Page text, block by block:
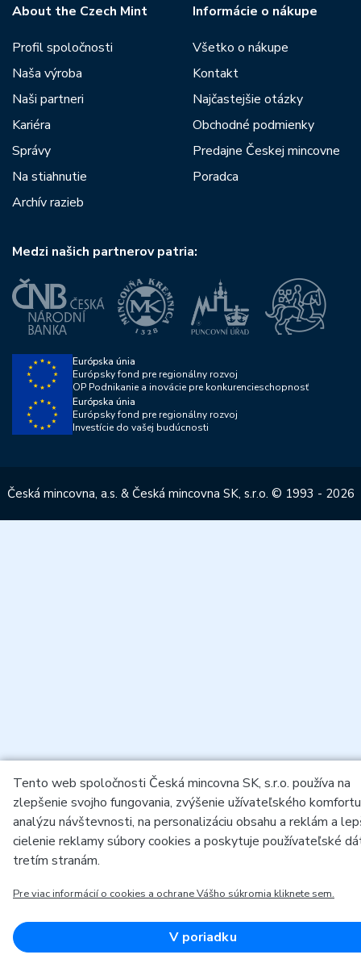
About the Czech Mint
Profil spoločnosti
Naša výroba
Naši partneri
Kariéra
Správy
Na stiahnutie
Archív razieb
Informácie o nákupe
Všetko o nákupe
Kontakt
Najčastejšie otázky
Obchodné podmienky
Predajne Českej mincovne
Poradca
Medzi našich partnerov patria:
Európska únia
Európsky fond pre regionálny rozvoj
OP Podnikanie a inovácie pre konkurencieschopnosť
Európska únia
Európsky fond pre regionálny rozvoj
Investície do vašej budúcnosti
Česká mincovna, a.s. & Česká mincovna SK, s.r.o. © 1993 - 2026
Tento web spoločnosti Česká mincovna SK, s.r.o. používa na
zlepšenie svojho fungovania, zvýšenie užívateľského
analýzu návštevnosti, na personalizáciu obsahu a reklám a
cielenie reklamy súbory cookies a poskytuje používateľské
tretím stranám.
Pre viac informácií o cookies a ochrane Vášho súkromia kliknete sem.
V poriadku